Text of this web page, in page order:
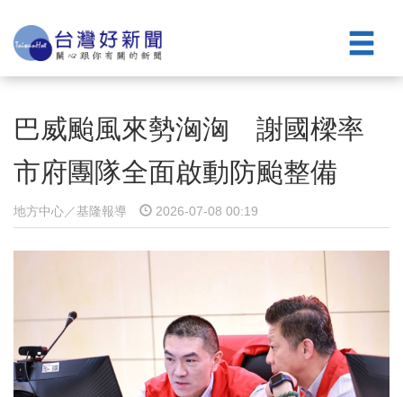
巴威颱風來勢洶洶 謝國樑率
市府團隊全面啟動防颱整備
地方中心／基隆報導 2026-07-08 00:19